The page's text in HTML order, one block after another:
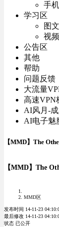
手
学习区
图
视
公告区
其他
帮助
问题反馈
大流量
高速VPN
AI风月-
AI电子魅
【MMD】The
【MMD】The
MMD区
发布时间 14-11-23
最后修改 14-11-23
状态 已公开